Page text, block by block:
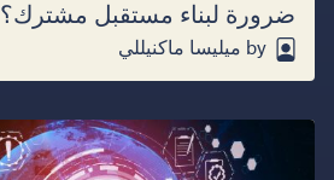
ضرورة لبناء مستقبل مشترك؟
by ميليسا ماكنيللي